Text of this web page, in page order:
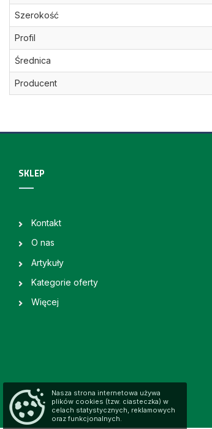
Szerokość
Profil
Średnica
Producent
SKLEP
Kontakt
O nas
Artykuły
Kategorie oferty
Więcej
Nasza strona internetowa używa
plików cookies (tzw. ciasteczka) w
celach statystycznych, reklamowych
oraz funkcjonalnych.